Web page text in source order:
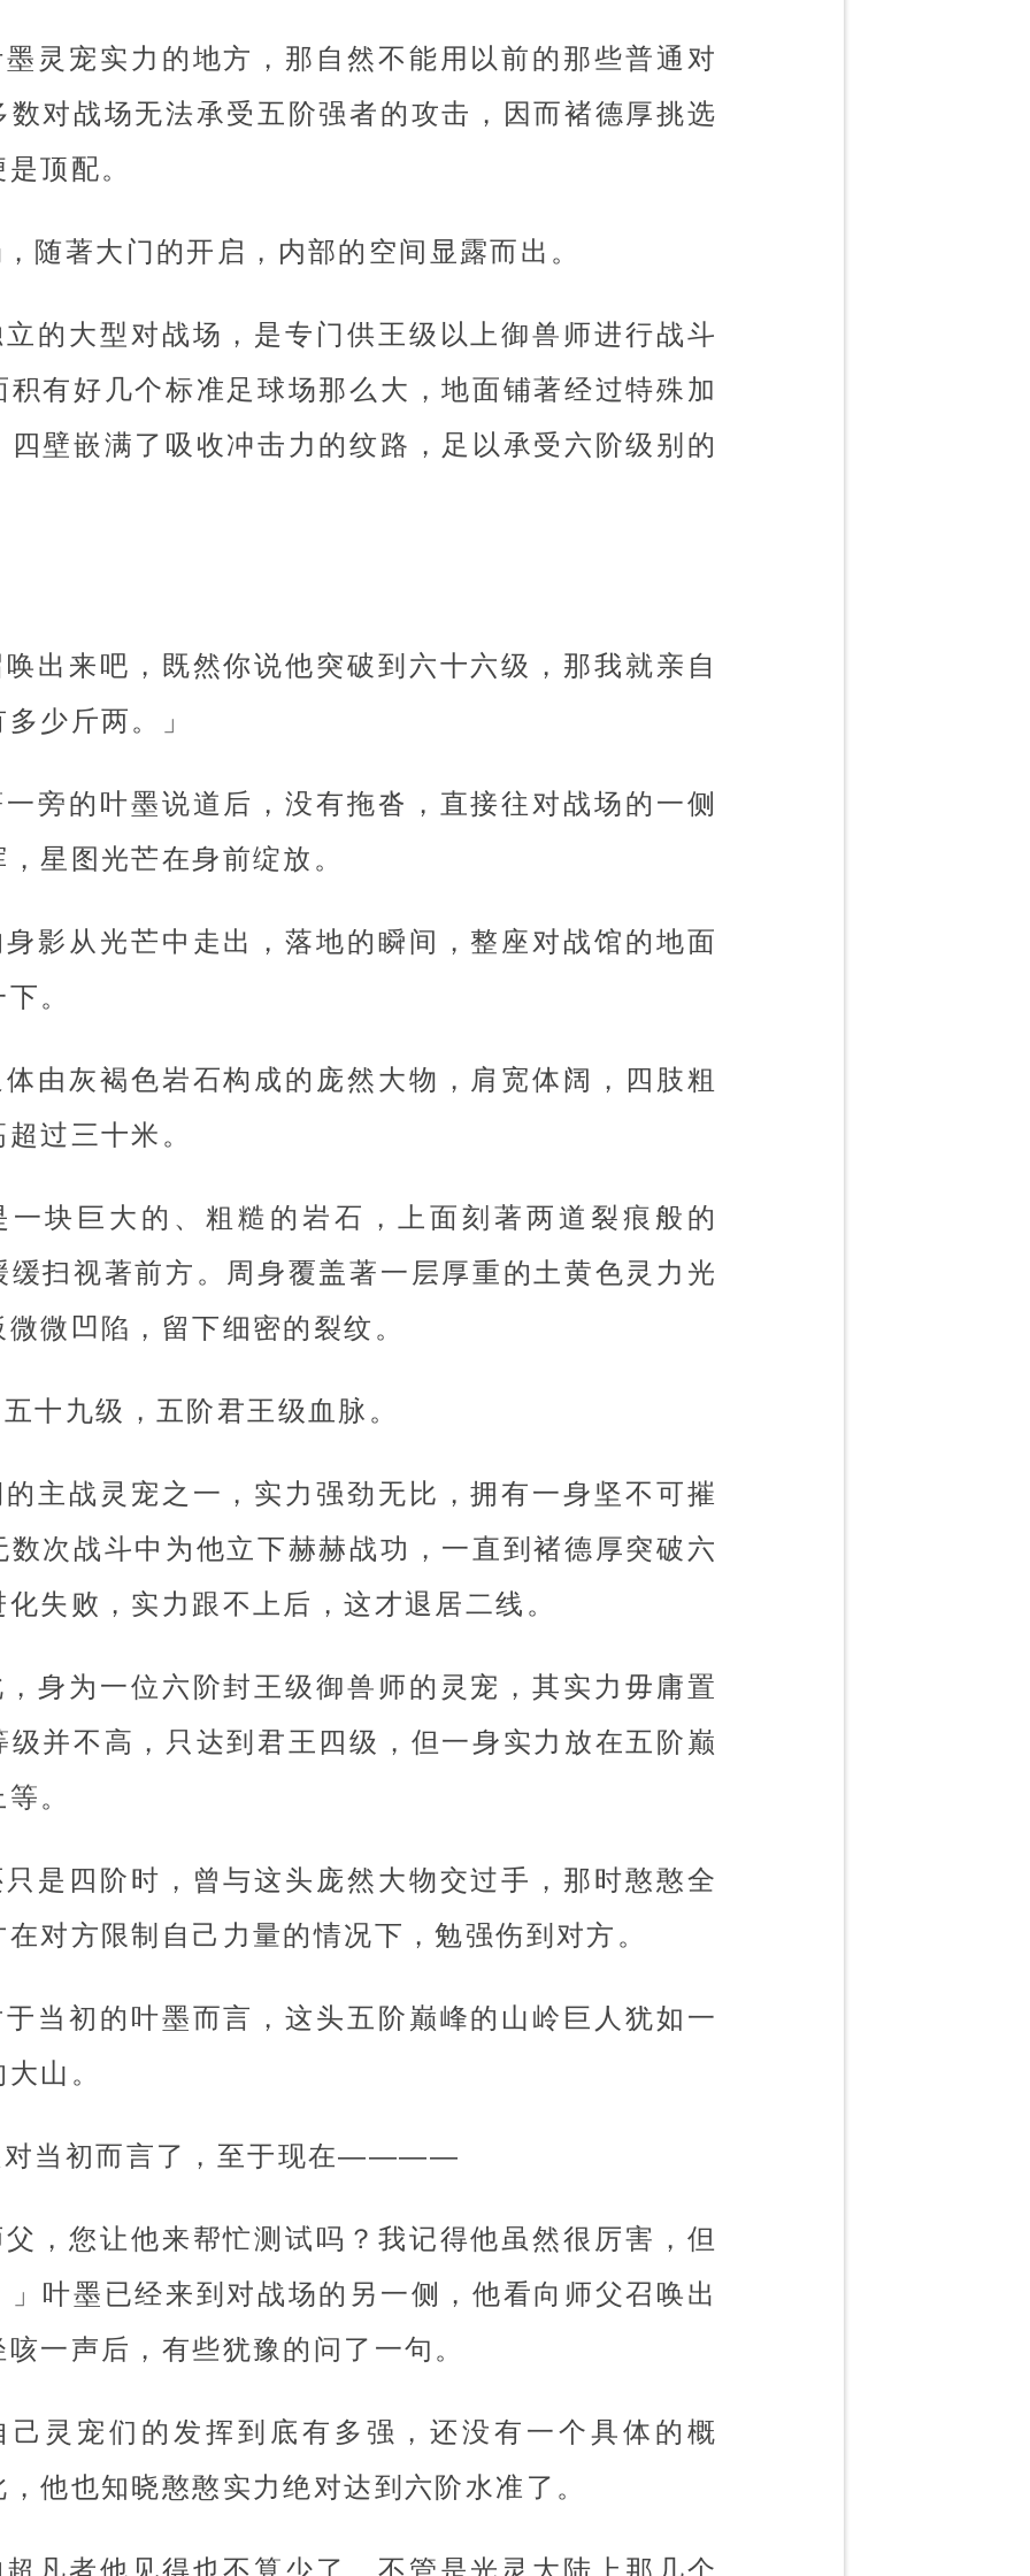
灵宠实力的地方，那自然不能用以前的那些普通对
数对战场无法承受五阶强者的攻击，因而褚德厚挑选
顶配。
随著大门的开启，内部的空间显露而出。
的大型对战场，是专门供王级以上御兽师进行战斗
积有好几个标准足球场那么大，地面铺著经过特殊加
四壁嵌满了吸收冲击力的纹路，足以承受六阶级别的
出来吧，既然你说他突破到六十六级，那我就亲自
少斤两。」
旁的叶墨说道后，没有拖沓，直接往对战场的一侧
星图光芒在身前绽放。
影从光芒中走出，落地的瞬间，整座对战馆的地面
。
由灰褐色岩石构成的庞然大物，肩宽体阔，四肢粗
过三十米。
一块巨大的、粗糙的岩石，上面刻著两道裂痕般的
缓扫视著前方。周身覆盖著一层厚重的土黄色灵力光
微凹陷，留下细密的裂纹。
十九级，五阶君王级血脉。
主战灵宠之一，实力强劲无比，拥有一身坚不可摧
数次战斗中为他立下赫赫战功，一直到褚德厚突破六
失败，实力跟不上后，这才退居二线。
身为一位六阶封王级御兽师的灵宠，其实力毋庸置
级并不高，只达到君王四级，但一身实力放在五阶巅
。
是四阶时，曾与这头庞然大物交过手，那时憨憨全
对方限制自己力量的情况下，勉强伤到对方。
当初的叶墨而言，这头五阶巅峰的山岭巨人犹如一
山。
对当初而言了，至于现在————
，您让他来帮忙测试吗？我记得他虽然很厉害，但
」叶墨已经来到对战场的另一侧，他看向师父召唤出
一声后，有些犹豫的问了一句。
己灵宠们的发挥到底有多强，还没有一个具体的概
他也知晓憨憨实力绝对达到六阶水准了。
凡者他见得也不算少了，不管是光灵大陆上那几个